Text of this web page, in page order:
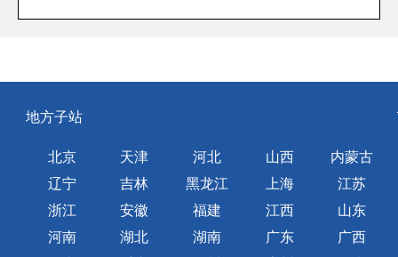
地方子站
北京 天津 河北 山西
内蒙古
辽宁
吉林 黑龙江 上海
江苏
浙江
安徽 福建 江西
山东
河南
湖北 湖南 广东
广西